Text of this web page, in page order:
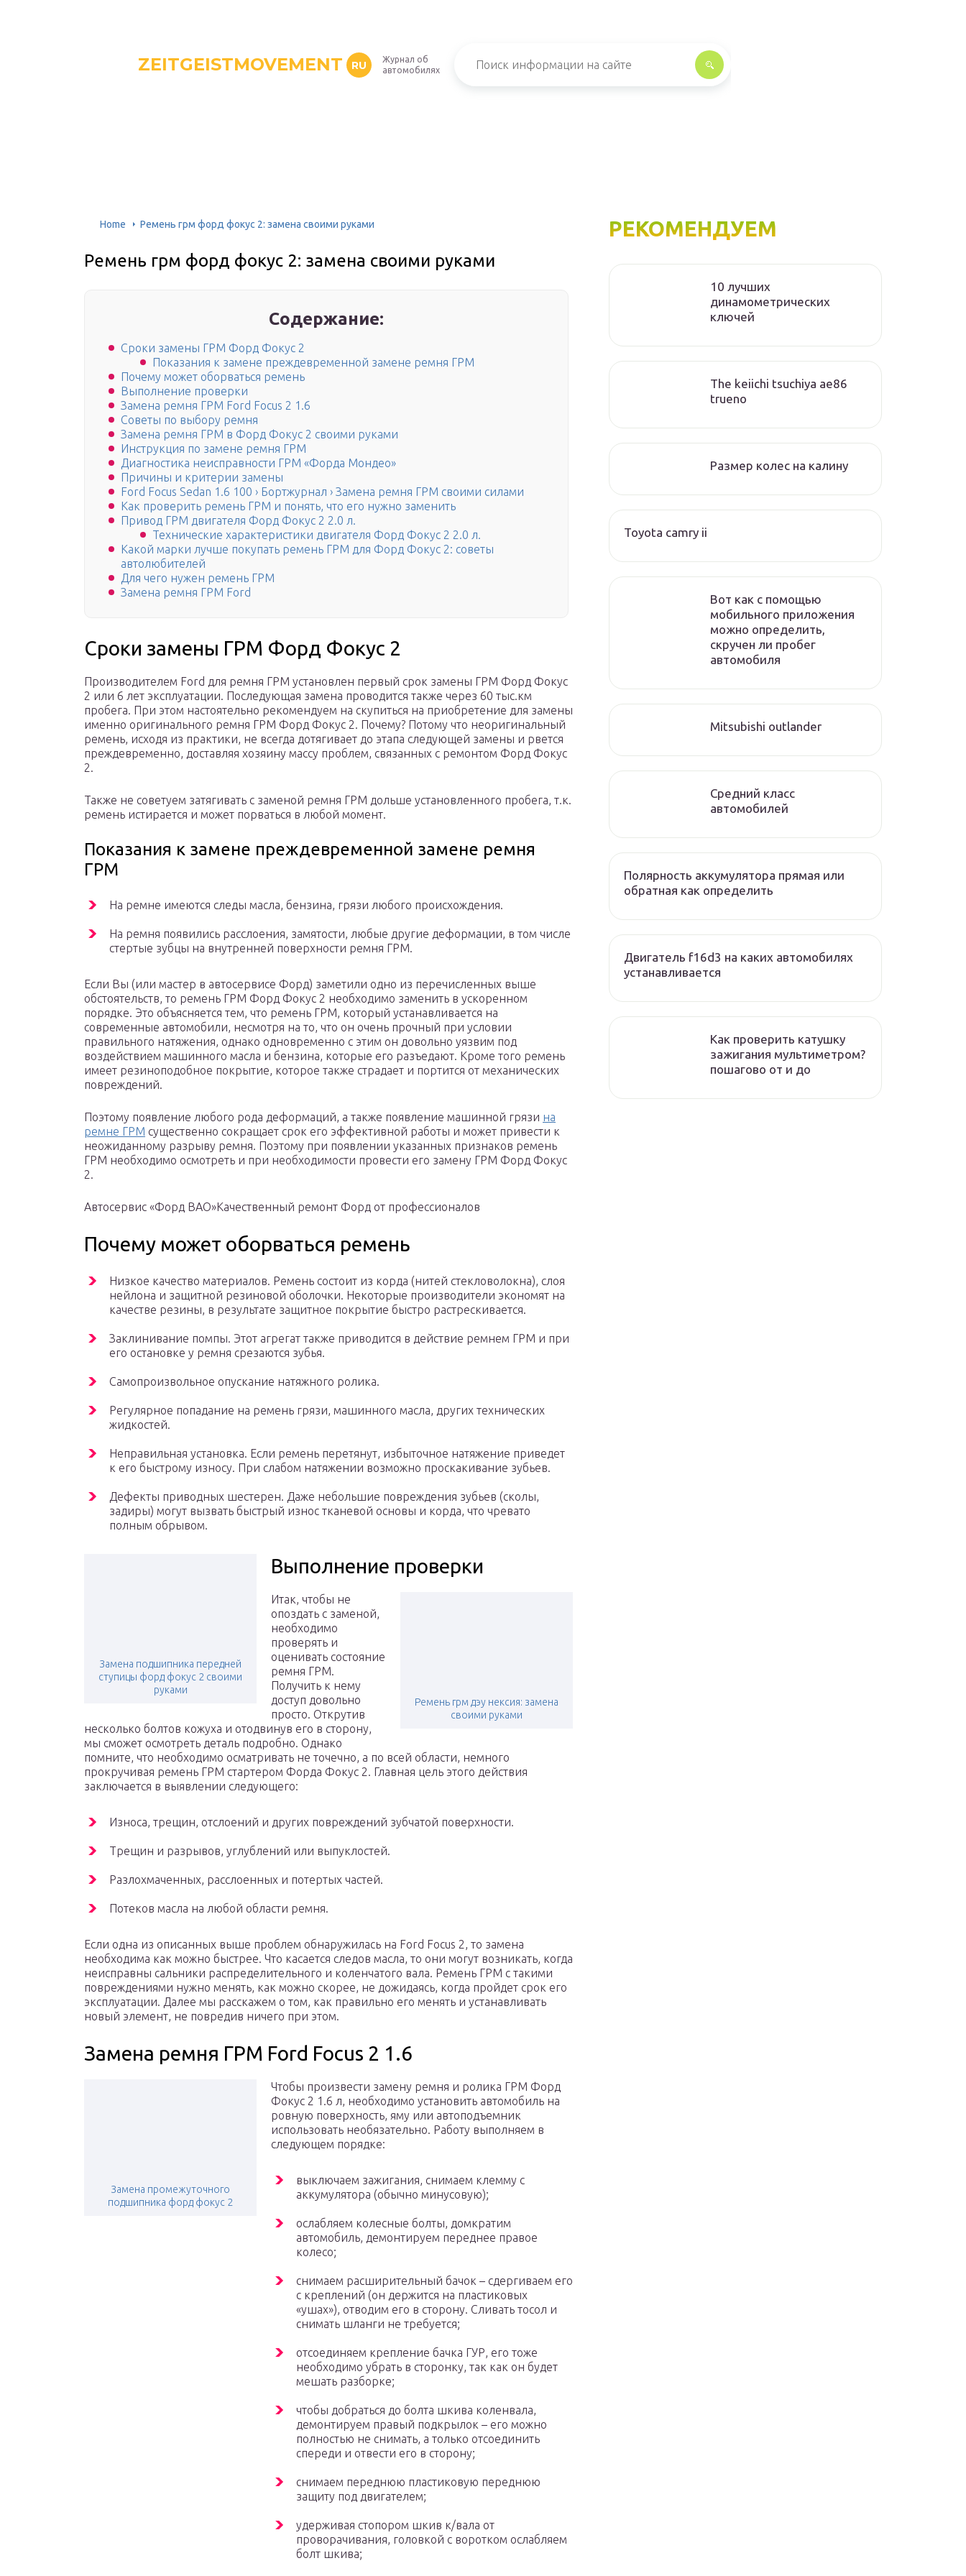
ZEITGEISTMOVEMENT RU
Журнал об
автомобилях
Home Ремень грм форд фокус 2: замена своими руками
Ремень грм форд фокус 2: замена своими руками
Содержание:
Сроки замены ГРМ Форд Фокус 2
Показания к замене преждевременной замене ремня ГРМ
Почему может оборваться ремень
Выполнение проверки
Замена ремня ГРМ Ford Focus 2 1.6
Советы по выбору ремня
Замена ремня ГРМ в Форд Фокус 2 своими руками
Инструкция по замене ремня ГРМ
Диагностика неисправности ГРМ «Форда Мондео»
Причины и критерии замены
Ford Focus Sedan 1.6 100 › Бортжурнал › Замена ремня ГРМ своими силами
Как проверить ремень ГРМ и понять, что его нужно заменить
Привод ГРМ двигателя Форд Фокус 2 2.0 л.
Технические характеристики двигателя Форд Фокус 2 2.0 л.
Какой марки лучше покупать ремень ГРМ для Форд Фокус 2: советы
автолюбителей
Для чего нужен ремень ГРМ
Замена ремня ГРМ Ford
Сроки замены ГРМ Форд Фокус 2
Производителем Ford для ремня ГРМ установлен первый срок замены ГРМ Форд Фокус
2 или 6 лет эксплуатации. Последующая замена проводится также через 60 тыс.км
пробега. При этом настоятельно рекомендуем на скупиться на приобретение для замены
именно оригинального ремня ГРМ Форд Фокус 2. Почему? Потому что неоригинальный
ремень, исходя из практики, не всегда дотягивает до этапа следующей замены и рвется
преждевременно, доставляя хозяину массу проблем, связанных с ремонтом Форд Фокус
2.
Также не советуем затягивать с заменой ремня ГРМ дольше установленного пробега, т.к.
ремень истирается и может порваться в любой момент.
Показания к замене преждевременной замене ремня
ГРМ
На ремне имеются следы масла, бензина, грязи любого происхождения.
На ремня появились расслоения, замятости, любые другие деформации, в том числе
стертые зубцы на внутренней поверхности ремня ГРМ.
Если Вы (или мастер в автосервисе Форд) заметили одно из перечисленных выше
обстоятельств, то ремень ГРМ Форд Фокус 2 необходимо заменить в ускоренном
порядке. Это объясняется тем, что ремень ГРМ, который устанавливается на
современные автомобили, несмотря на то, что он очень прочный при условии
правильного натяжения, однако одновременно с этим он довольно уязвим под
воздействием машинного масла и бензина, которые его разъедают. Кроме того ремень
имеет резиноподобное покрытие, которое также страдает и портится от механических
повреждений.
Поэтому появление любого рода деформаций, а также появление машинной грязи на
ремне ГРМ существенно сокращает срок его эффективной работы и может привести к
неожиданному разрыву ремня. Поэтому при появлении указанных признаков ремень
ГРМ необходимо осмотреть и при необходимости провести его замену ГРМ Форд Фокус
2.
Автосервис «Форд ВАО»Качественный ремонт Форд от профессионалов
Почему может оборваться ремень
Низкое качество материалов. Ремень состоит из корда (нитей стекловолокна), слоя
нейлона и защитной резиновой оболочки. Некоторые производители экономят на
качестве резины, в результате защитное покрытие быстро растрескивается.
Заклинивание помпы. Этот агрегат также приводится в действие ремнем ГРМ и при
его остановке у ремня срезаются зубья.
Самопроизвольное опускание натяжного ролика.
Регулярное попадание на ремень грязи, машинного масла, других технических
жидкостей.
Неправильная установка. Если ремень перетянут, избыточное натяжение приведет
к его быстрому износу. При слабом натяжении возможно проскакивание зубьев.
Дефекты приводных шестерен. Даже небольшие повреждения зубьев (сколы,
задиры) могут вызвать быстрый износ тканевой основы и корда, что чревато
полным обрывом.
Замена подшипника передней
ступицы форд фокус 2 своими
руками
Выполнение проверки
Ремень грм дэу нексия: замена
своими руками
Итак, чтобы не
опоздать с заменой,
необходимо
проверять и
оценивать состояние
ремня ГРМ.
Получить к нему
доступ довольно
просто. Открутив
несколько болтов кожуха и отодвинув его в сторону,
мы сможет осмотреть деталь подробно. Однако
помните, что необходимо осматривать не точечно, а по всей области, немного
прокручивая ремень ГРМ стартером Форда Фокус 2. Главная цель этого действия
заключается в выявлении следующего:
Износа, трещин, отслоений и других повреждений зубчатой поверхности.
Трещин и разрывов, углублений или выпуклостей.
Разлохмаченных, расслоенных и потертых частей.
Потеков масла на любой области ремня.
Если одна из описанных выше проблем обнаружилась на Ford Focus 2, то замена
необходима как можно быстрее. Что касается следов масла, то они могут возникать, когда
неисправны сальники распределительного и коленчатого вала. Ремень ГРМ с такими
повреждениями нужно менять, как можно скорее, не дожидаясь, когда пройдет срок его
эксплуатации. Далее мы расскажем о том, как правильно его менять и устанавливать
новый элемент, не повредив ничего при этом.
Замена ремня ГРМ Ford Focus 2 1.6
Замена промежуточного
подшипника форд фокус 2
Чтобы произвести замену ремня и ролика ГРМ Форд
Фокус 2 1.6 л, необходимо установить автомобиль на
ровную поверхность, яму или автоподъемник
использовать необязательно. Работу выполняем в
следующем порядке:
выключаем зажигания, снимаем клемму с
аккумулятора (обычно минусовую);
ослабляем колесные болты, домкратим
автомобиль, демонтируем переднее правое
колесо;
снимаем расширительный бачок – сдергиваем его
с креплений (он держится на пластиковых
«ушах»), отводим его в сторону. Сливать тосол и
снимать шланги не требуется;
отсоединяем крепление бачка ГУР, его тоже
необходимо убрать в сторонку, так как он будет
мешать разборке;
чтобы добраться до болта шкива коленвала,
демонтируем правый подкрылок – его можно
полностью не снимать, а только отсоединить
спереди и отвести его в сторону;
снимаем переднюю пластиковую переднюю
защиту под двигателем;
удерживая стопором шкив к/вала от
проворачивания, головкой с воротком ослабляем
болт шкива;
РЕКОМЕНДУЕМ
10 лучших
динамометрических
ключей
The keiichi tsuchiya ae86
trueno
Размер колес на калину
Toyota camry ii
Вот как с помощью
мобильного приложения
можно определить,
скручен ли пробег
автомобиля
Mitsubishi outlander
Средний класс
автомобилей
Полярность аккумулятора прямая или
обратная как определить
Двигатель f16d3 на каких автомобилях
устанавливается
Как проверить катушку
зажигания мультиметром?
пошагово от и до